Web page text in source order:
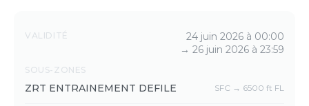
Détails
VALIDITÉ
24 juin 2026 à 00:00
→ 26 juin 2026 à 23:59
SOUS-ZONES
ZRT ENTRAINEMENT DEFILE SFC → 6500 ft FL